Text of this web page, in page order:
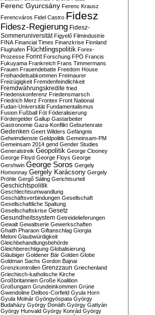
Ferenc Gyurcsány Ferenc Krausz
Ferencváros Fidel Castro Fidesz
Fidesz-Regierung Fidesz-
Sommeruniversität Figyelő Filmindustrie
FINA Financial Times Finanzkrise Finnland
Flughafen Flüchtlingspolitik Forex-
Prozesse Forint Forschung FPÖ Francis
Fukuyama Frankreich Frans Timmermans
Frauen Frauendebatte Freedom House
Freihandelsabkommen Freimaurer
Freizügigkeit Fremdenfeindlichkeit
Fremdwährungskredite fried
Friedenskonferenz Friedensmarsch
Friedrich Merz Frontex Front National
Fudan-Universität Fundamentalismus
Fusion Fußball Fót Föderalisierung
Fördergelder Gallup Gastarbeiter
Gastronomie Gaza-Konflikt Geburtenrate
Gedenken Geert Wilders Gefängnis
Geheimdienste Geldpolitik Gemeinsam-PM
Gemeinsam 2014 gend Gender Studies
Generalstreik Geopolitik George Clooney
George Floyd George Floys George
Gershwin George Soros Gergely
Homonnay Gergely Karácsony Gergely
Pröhle Gergő Sáling Gerichtsurteil
Geschichtspolitik
Geschlechtsumwandlung
Geschäftsverbindungen Gesellschaft
Gesellschaftliche Spaltung
Gesellschaftskrise Gesetz
Gesundheitssystem Getreidelieferungen
Gewalt Gewaltserie Gewerkschaften
Ghaith Pharaon Giftanschlag Giorgia
Meloni Glaubwürdigkeit
Gleichbehandlungsbehörde
Gleichberechtigung Globalisierung
Gläubiger Goldener Bär Golden Globe
Goldman Sachs Gordon Bajnai
Grenzkontrollen Grenzzaun Griechenland
Griechisch-katholische Kirche
Großbritannien Große Koalition
Großungarn Grundeinkommen Grüne
Gwendoline Delbos-Corfield Gyula Horn
Gyula Molnár Gyöngyöspata György
Budaházy György Donáth György Gattyán
György Hunvald György Konrád György